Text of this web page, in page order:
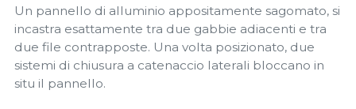
Un pannello di alluminio appositamente sagomato, si
incastra esattamente tra due gabbie adiacenti e tra
due file contrapposte. Una volta posizionato, due
sistemi di chiusura a catenaccio laterali bloccano in
situ il pannello.